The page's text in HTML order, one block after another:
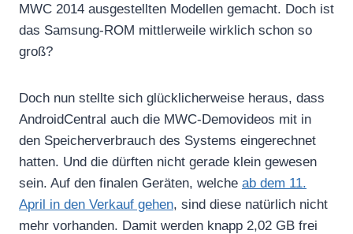
MWC 2014 ausgestellten Modellen gemacht. Doch ist
das Samsung-ROM mittlerweile wirklich schon so
groß?
Doch nun stellte sich glücklicherweise heraus, dass
AndroidCentral auch die MWC-Demovideos mit in
den Speicherverbrauch des Systems eingerechnet
hatten. Und die dürften nicht gerade klein gewesen
sein. Auf den finalen Geräten, welche ab dem 11.
April in den Verkauf gehen, sind diese natürlich nicht
mehr vorhanden. Damit werden knapp 2,02 GB frei